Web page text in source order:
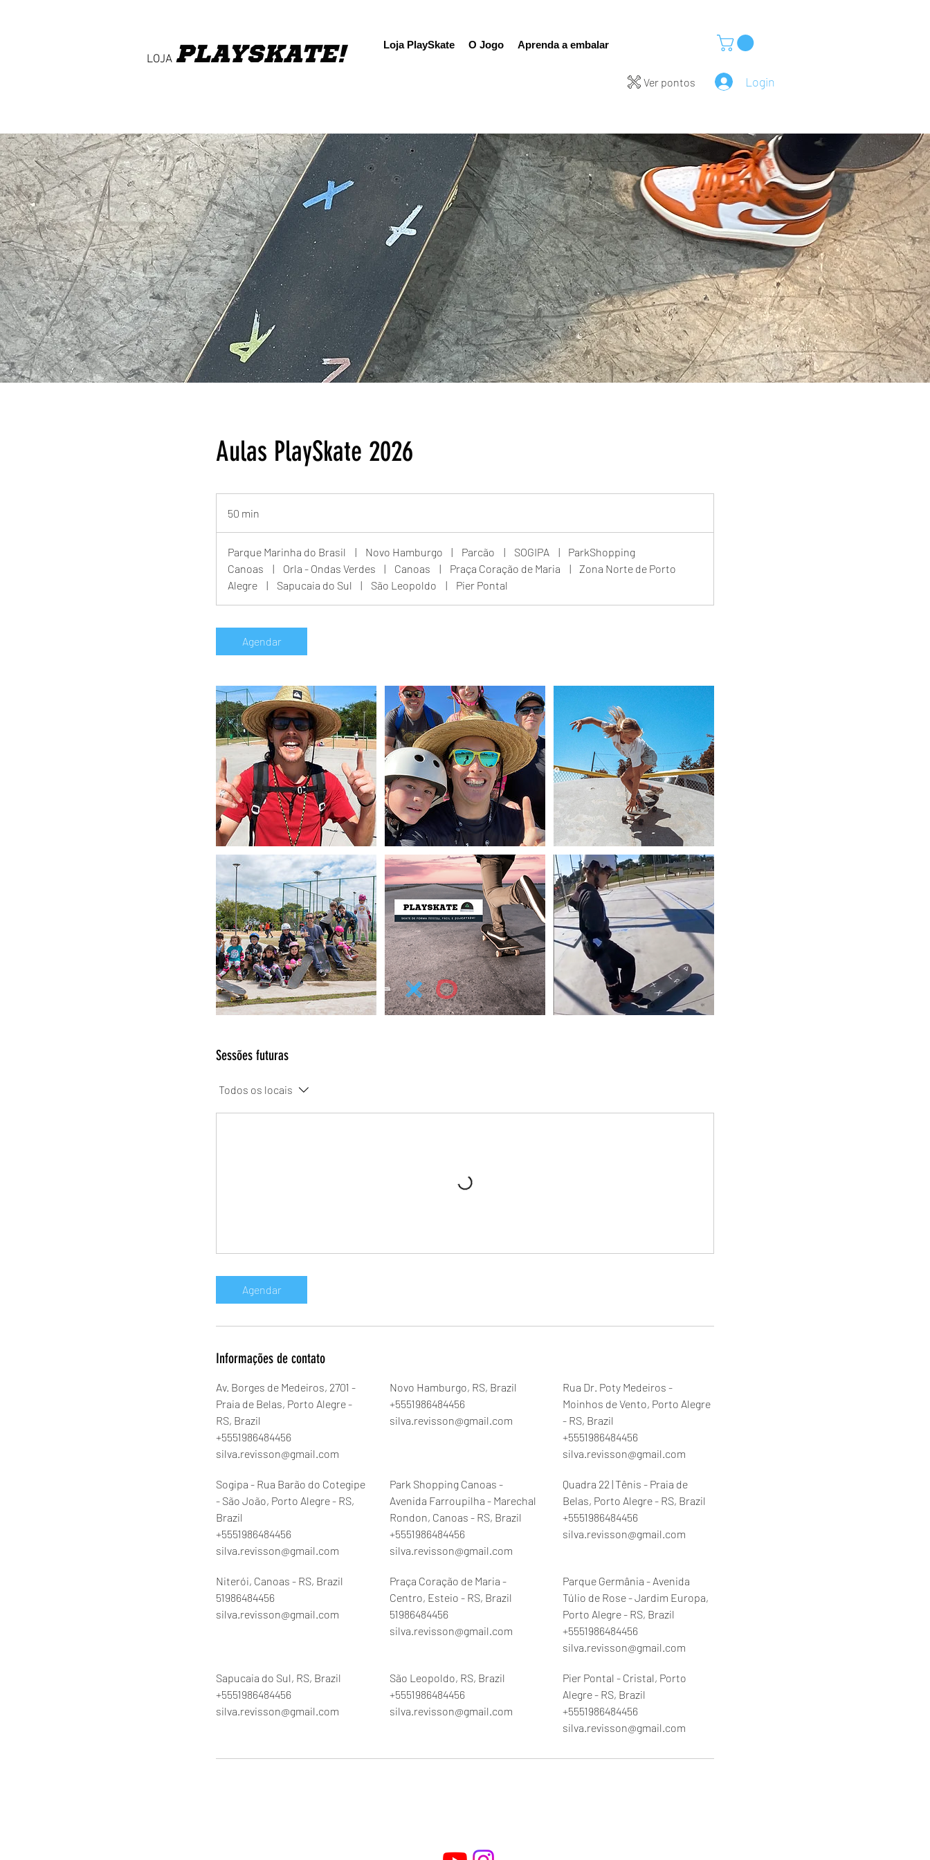
LOJA PLAYSKATE! Loja PlaySkate O Jogo Aprenda a embalar
Login
Ver pontos
Aulas PlaySkate 2026
50 min
0
m
Parque Marinha do Brasil | Novo Hamburgo | Parcão | SOGIPA |
ParkShopping
Canoas
| Orla - Ondas Verdes | Canoas | Praça Coração de Maria |
Zona Norte de Porto
Alegre
| Sapucaia do Sul | São Leopoldo | Pier Pontal
Agendar
Sessões futuras
Todos os locais
Agendar
Informações de contato
Av. Borges de Medeiros, 2701 -
Praia de Belas, Porto Alegre -
RS, Brazil
+5551986484456
silva.revisson@gmail.com
Novo Hamburgo, RS, Brazil
+5551986484456
silva.revisson@gmail.com
Rua Dr. Poty Medeiros -
Moinhos de Vento, Porto Alegre
- RS, Brazil
+5551986484456
silva.revisson@gmail.com
Sogipa - Rua Barão do Cotegipe
- São João, Porto Alegre - RS,
Brazil
+5551986484456
silva.revisson@gmail.com
Park Shopping Canoas -
Avenida Farroupilha - Marechal
Rondon, Canoas - RS, Brazil
+5551986484456
silva.revisson@gmail.com
Quadra 22 | Tênis - Praia de
Belas, Porto Alegre - RS, Brazil
+5551986484456
silva.revisson@gmail.com
Niterói, Canoas - RS, Brazil
51986484456
silva.revisson@gmail.com
Praça Coração de Maria -
Centro, Esteio - RS, Brazil
51986484456
silva.revisson@gmail.com
Parque Germânia - Avenida
Túlio de Rose - Jardim Europa,
Porto Alegre - RS, Brazil
+5551986484456
silva.revisson@gmail.com
Sapucaia do Sul, RS, Brazil
+5551986484456
silva.revisson@gmail.com
São Leopoldo, RS, Brazil
+5551986484456
silva.revisson@gmail.com
Pier Pontal - Cristal, Porto
Alegre - RS, Brazil
+5551986484456
silva.revisson@gmail.com